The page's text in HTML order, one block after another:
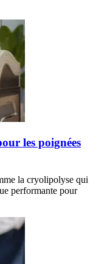
les poignées
la cryolipolyse qui
performante pour